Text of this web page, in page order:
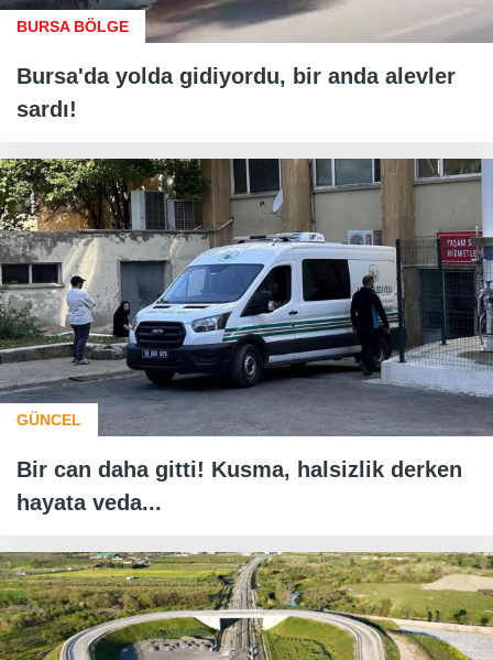
BURSA BÖLGE
Bursa'da yolda gidiyordu, bir anda alevler
sardı!
GÜNCEL
Bir can daha gitti! Kusma, halsizlik derken
hayata veda...